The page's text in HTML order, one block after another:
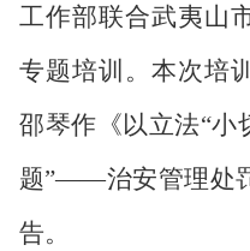
工作部联合武夷山
专题培训。本次培
邵琴作《以立法“小
题”——治安管理处
告。